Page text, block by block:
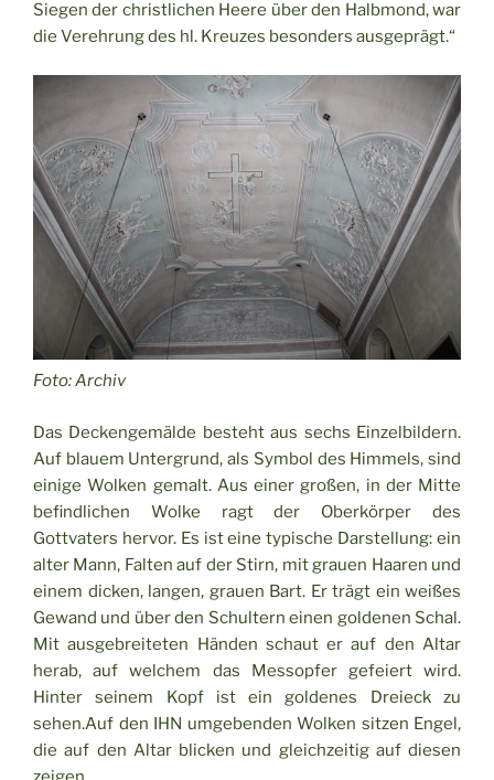
Siegen der christlichen Heere über den Halbmond, war
die Verehrung des hl. Kreuzes besonders ausgeprägt.“
Foto: Archiv
Das Deckengemälde besteht aus sechs Einzelbildern.
Auf blauem Untergrund, als Symbol des Himmels, sind
einige Wolken gemalt. Aus einer großen, in der Mitte
befindlichen Wolke ragt der Oberkörper des
Gottvaters hervor. Es ist eine typische Darstellung: ein
alter Mann, Falten auf der Stirn, mit grauen Haaren und
einem dicken, langen, grauen Bart. Er trägt ein weißes
Gewand und über den Schultern einen goldenen Schal.
Mit ausgebreiteten Händen schaut er auf den Altar
herab, auf welchem das Messopfer gefeiert wird.
Hinter seinem Kopf ist ein goldenes Dreieck zu
sehen.Auf den IHN umgebenden Wolken sitzen Engel,
die auf den Altar blicken und gleichzeitig auf diesen